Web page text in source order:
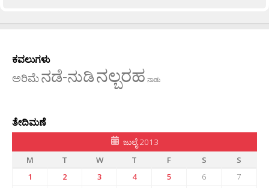
ಕವಲುಗಳು
ಅರಿಮೆನಡೆ-ನುಡಿನಲ್ಬರಹ ನಾಡು
ತೇದಿಮಣೆ
ಜುಲೈ 2013
M
T W T F S
S
1
2 3 4 5 6
7